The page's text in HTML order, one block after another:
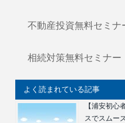
不動産投資無料セミナ
相続対策無料セミナー
よく読まれている記事
【浦安初
スでスムー